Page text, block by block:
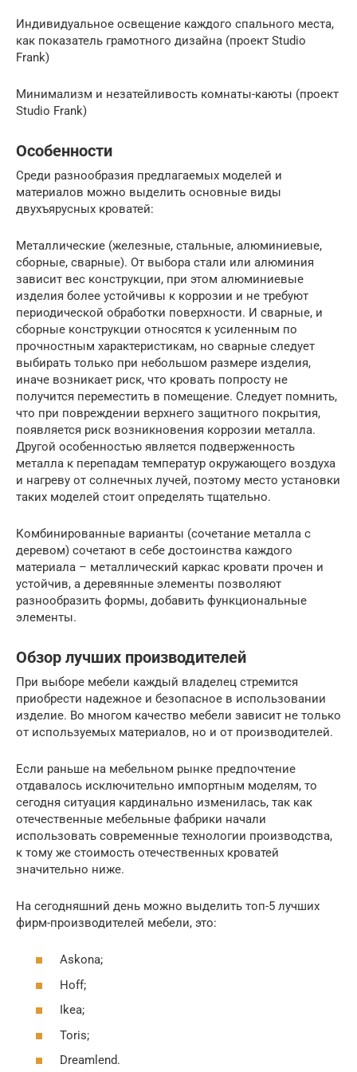
Индивидуальное освещение каждого спального места,
как показатель грамотного дизайна (проект Studio
Frank)
Минимализм и незатейливость комнаты-каюты (проект
Studio Frank)
Особенности
Среди разнообразия предлагаемых моделей и
материалов можно выделить основные виды
двухъярусных кроватей:
Металлические (железные, стальные, алюминиевые,
сборные, сварные). От выбора стали или алюминия
зависит вес конструкции, при этом алюминиевые
изделия более устойчивы к коррозии и не требуют
периодической обработки поверхности. И сварные, и
сборные конструкции относятся к усиленным по
прочностным характеристикам, но сварные следует
выбирать только при небольшом размере изделия,
иначе возникает риск, что кровать попросту не
получится переместить в помещение. Следует помнить,
что при повреждении верхнего защитного покрытия,
появляется риск возникновения коррозии металла.
Другой особенностью является подверженность
металла к перепадам температур окружающего воздуха
и нагреву от солнечных лучей, поэтому место установки
таких моделей стоит определять тщательно.
Комбинированные варианты (сочетание металла с
деревом) сочетают в себе достоинства каждого
материала – металлический каркас кровати прочен и
устойчив, а деревянные элементы позволяют
разнообразить формы, добавить функциональные
элементы.
Обзор лучших производителей
При выборе мебели каждый владелец стремится
приобрести надежное и безопасное в использовании
изделие. Во многом качество мебели зависит не только
от используемых материалов, но и от производителей.
Если раньше на мебельном рынке предпочтение
отдавалось исключительно импортным моделям, то
сегодня ситуация кардинально изменилась, так как
отечественные мебельные фабрики начали
использовать современные технологии производства,
к тому же стоимость отечественных кроватей
значительно ниже.
На сегодняшний день можно выделить топ-5 лучших
фирм-производителей мебели, это:
Askona;
Hoff;
Ikea;
Toris;
Dreamlend.